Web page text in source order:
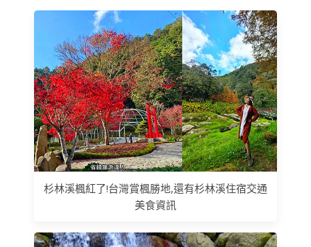
杉林溪楓紅了!台灣賞楓勝地,還有杉林溪住宿交通
美食資訊